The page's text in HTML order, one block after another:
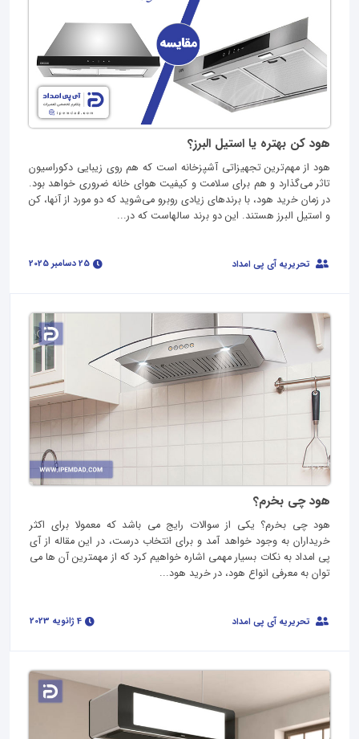
هود کن بهتره یا استیل البرز؟
هود از مهم‌ترین تجهیزاتی آشپزخانه است که هم روی زیبایی دکوراسیون
تاثر می‌گذارد و هم برای سلامت و کیفیت هوای خانه ضروری خواهد بود.
در زمان خرید هود، با برندهای زیادی روبرو می‌شوید که دو مورد از آنها، کن
و استیل البرز هستند. این دو برند سالهاست که در...
تحریریه آی پی امداد
هود چی بخرم؟
هود چی بخرم؟ یکی از سوالات رایج می باشد که معمولا برای اکثر
خریداران به وجود خواهد آمد و برای انتخاب درست، در این مقاله از آی
پی امداد به نکات بسیار مهمی اشاره خواهیم کرد که از مهمترین آن ها می
توان به معرفی انواع هود، در خرید هود...
تحریریه آی پی امداد